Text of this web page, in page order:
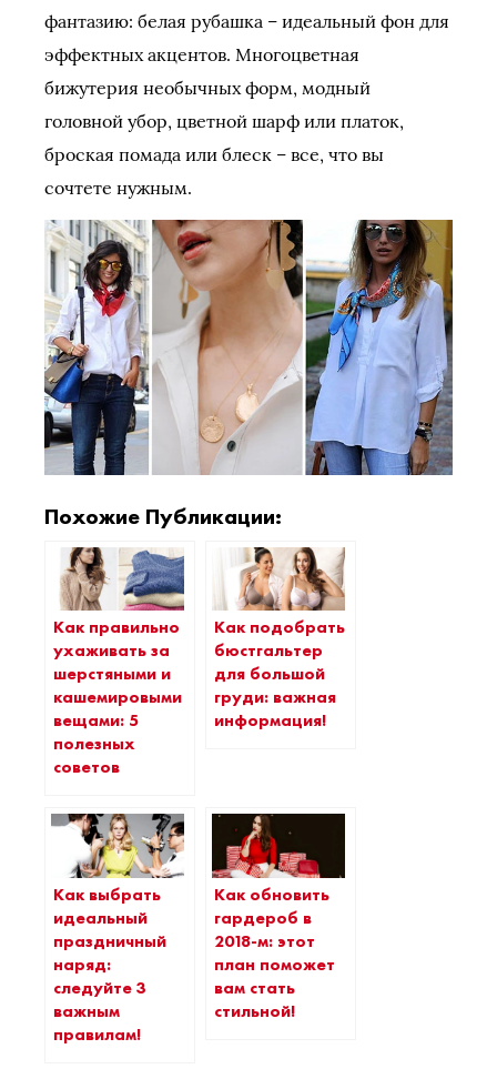
фантазию: белая рубашка – идеальный фон для
эффектных акцентов. Многоцветная
бижутерия необычных форм, модный
головной убор, цветной шарф или платок,
броская помада или блеск – все, что вы
сочтете нужным.
Похожие Публикации:
Как правильно
ухаживать за
шерстяными и
кашемировыми
вещами: 5
полезных
советов
Как подобрать
бюстгальтер
для большой
груди: важная
информация!
Как выбрать
идеальный
праздничный
наряд:
следуйте 3
важным
правилам!
Как обновить
гардероб в
2018-м: этот
план поможет
вам стать
стильной!